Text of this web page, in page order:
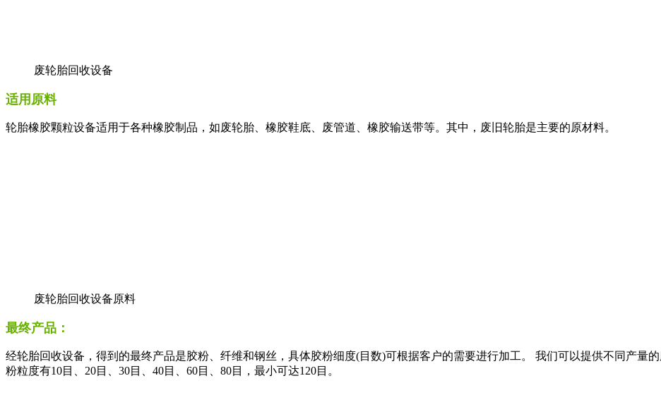
废轮胎回收设备
适用原料
轮胎橡胶颗粒设备适用于各种橡胶制品，如废轮胎、橡胶鞋底、废管道、橡胶输送带等。其中，废旧轮胎是主要的原材料。
废轮胎回收设备原料
最终产品：
经轮胎回收设备，得到的最终产品是胶粉、纤维和钢丝，具体胶粉细度(目数)可根据客户的需要进行加工。 我们可以提供不同产量
粉粒度有10目、20目、30目、40目、60目、80目，最小可达120目。